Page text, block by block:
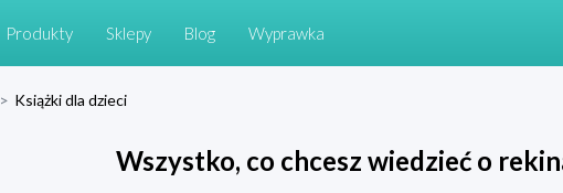
Produkty Sklepy Blog Wyprawka
> Książki dla dzieci
Wszystko, co chcesz wiedzieć o